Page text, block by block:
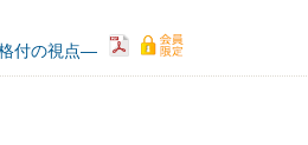
付の視点―